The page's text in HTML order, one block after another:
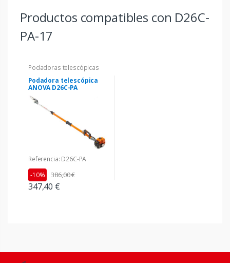
Productos compatibles con D26C-
PA-17
Podadoras telescópicas
Podadora telescópica
ANOVA D26C-PA
Referencia: D26C-PA
347,40 €
-10% 386,00 €